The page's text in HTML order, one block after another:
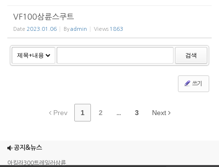
VF100삼륜스쿠트
Date 2023.01.06 Byadmin Views 1863
검색
쓰기
Prev 1 2 ... 3 Next
공지&뉴스
엠보이 125cc삼륜
아킬라300트레일러삼륜